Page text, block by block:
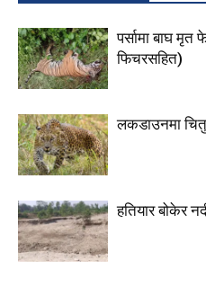
पर्सामा बाघ मृत
फिचरसहित)
लकडाउनमा
हतियार बोकेर